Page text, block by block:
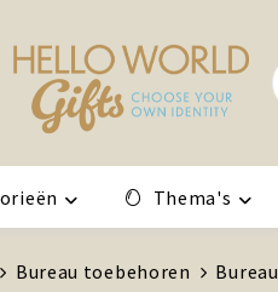
Thema's
Bureau toebehoren